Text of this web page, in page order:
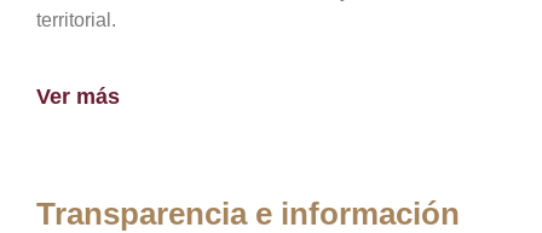
territorial.
Ver más
Transparencia e información